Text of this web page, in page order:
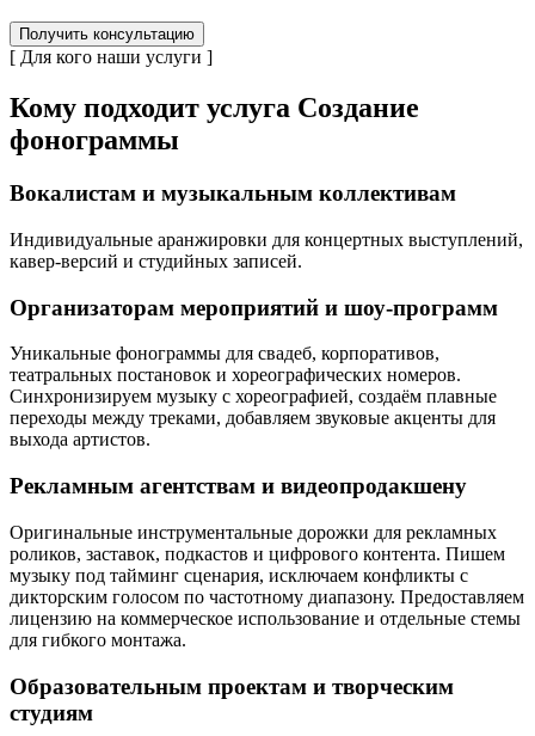
Получить консультацию
[ Для кого наши услуги ]
Кому подходит услуга Создание
фонограммы
Вокалистам и музыкальным коллективам
Индивидуальные аранжировки для концертных выступлений,
кавер-версий и студийных записей.
Организаторам мероприятий и шоу-программ
Уникальные фонограммы для свадеб, корпоративов,
театральных постановок и хореографических номеров.
Синхронизируем музыку с хореографией, создаём плавные
переходы между треками, добавляем звуковые акценты для
выхода артистов.
Рекламным агентствам и видеопродакшену
Оригинальные инструментальные дорожки для рекламных
роликов, заставок, подкастов и цифрового контента. Пишем
музыку под тайминг сценария, исключаем конфликты с
дикторским голосом по частотному диапазону. Предоставляем
лицензию на коммерческое использование и отдельные стемы
для гибкого монтажа.
Образовательным проектам и творческим
студиям